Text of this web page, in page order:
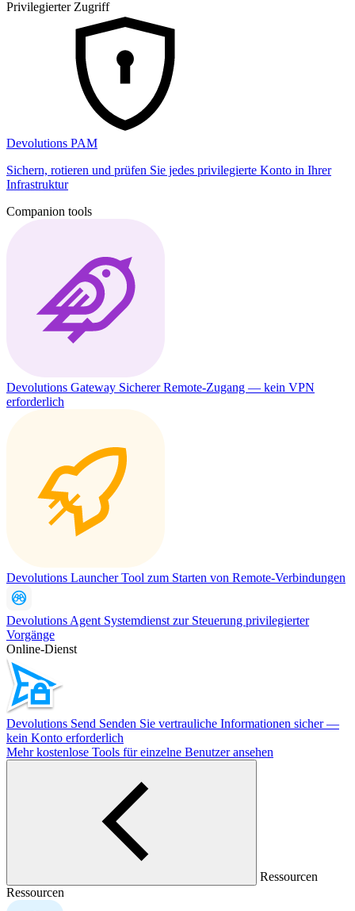
Privilegierter Zugriff
Devolutions PAM
Sichern, rotieren und prüfen Sie jedes privilegierte Konto in Ihrer
Infrastruktur
Companion tools
Devolutions Gateway Sicherer Remote-Zugang — kein VPN
erforderlich
Devolutions LauncherTool zum Starten von Remote-Verbindungen
Devolutions Agent Systemdienst zur Steuerung privilegierter
Vorgänge
Online-Dienst
Devolutions Send Senden Sie vertrauliche Informationen sicher —
kein Konto erforderlich
Mehr kostenlose Tools für einzelne Benutzer ansehen
Ressourcen
Ressourcen